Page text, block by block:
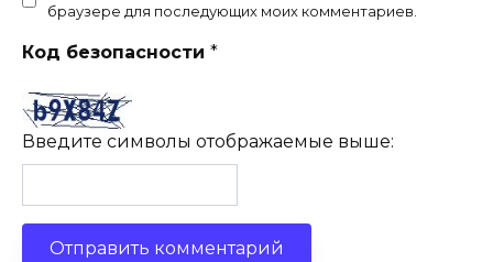
браузере для последующих моих комментариев.
Код безопасности *
Введите символы отображаемые выше: